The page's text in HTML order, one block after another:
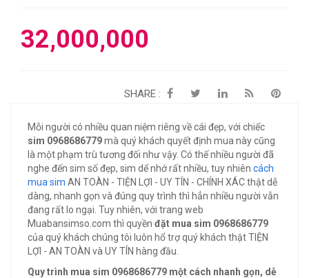
32,000,000
SHARE :
Mỗi người có nhiều quan niệm riêng về cái đẹp, với chiếc
sim 0968686779mà quý khách quyết định mua này cũng
là một phạm trù tương đối như vậy. Có thế nhiều người đã
nghe đến sim số đẹp, sim dể nhớ rất nhiều, tuy nhiên cách
mua sim AN TOÀN - TIỆN LỢI - UY TÍN - CHÍNH XÁC thật dễ
dàng, nhanh gọn và đúng quy trình thì hẳn nhiều người vẫn
đang rất lo ngại. Tuy nhiên, với trang web
Muabansimso.com thì quyền đặt mua sim 0968686779
của quý khách chúng tôi luôn hổ trợ quý khách thật TIỆN
LỢI - AN TOÀN và UY TÍN hàng đầu.
Quy trình mua sim 0968686779 một cách nhanh gọn, dễ